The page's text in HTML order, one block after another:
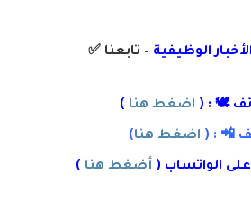
الوظيفية – تابعنا ✅
🕊 : ( اضغط هنا )
📲 : ( اضغط هنا)
الواتساب ( أضغط هنا )